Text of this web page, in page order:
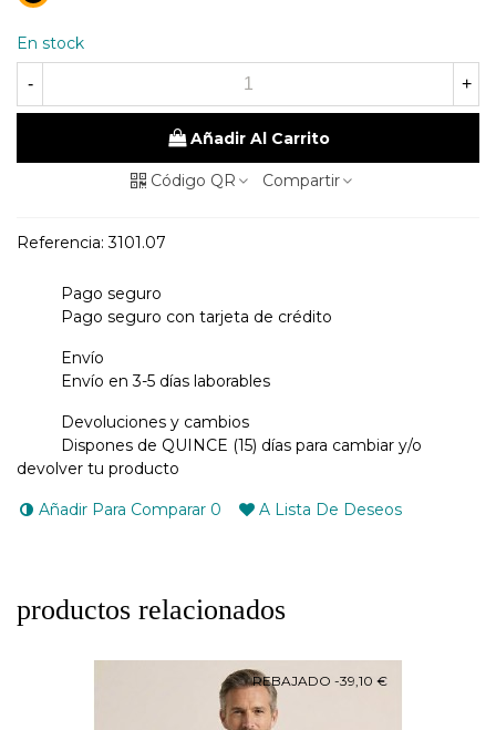
negro
En stock
- +
Añadir Al Carrito
Código QR Compartir
Referencia: 3101.07
Pago seguro
Pago seguro con tarjeta de crédito
Envío
Envío en 3-5 días laborables
Devoluciones y cambios
Dispones de QUINCE (15) días para cambiar y/o
devolver tu producto
Añadir Para Comparar 0 A Lista De Deseos
productos relacionados
REBAJADO -39,10 €